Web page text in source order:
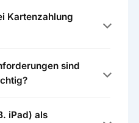
Kartenzahlung
sind
iPad) als